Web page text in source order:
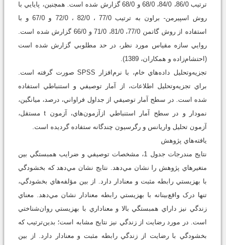
ترتيب 86/0، 84/0، 68/0 و 68/0 گزارش شده است. همچنين، پايايي با
روش اسپيرمن- براون به ترتيب 77/0 ، 82/0 ، 72/0 و 67/0 و با
استفاده از روش گاتمن 77/0، 81/0، 71/0 و 66/0 گزارش شده است.
روايي سازه مقياس مورد نظر، در حد مطلوبي گزارش شده است
(احتشام‌زاده و همکاران، 1389).
تجزيه‌و‌تحليل داده‌هاي خام، با نرم‌افزار SPSS صورت گرفته است.
براي تجزيه‌و‌تحليل اطلاعات، از آمار توصيفي و استنباطي استفاده
شده است. در سطح آمار توصيفي از جداول فراواني، درصد، ميانگين،
نمودار و در سطح آمار استنباطي ازآزمون‌هاي، آزمون t مستقل،
آزمون تحليل واريانس و رگرسيون چندگانه ستفاده گرديده است.
يافته‌هاي پژوهش
نتايج مندرجات جدول 1، مشخصات توصيفي و ضرايب همبستگي بين
متغيرهاي پژوهش را نشان مي‌دهد. نتايج نشان مي‌دهد كه بخشودگي
با بهزيستي رابطه مثبت و معنادار دارد. از بين مؤلفه‌هاي بخشودگي،
تنها درک واقع‌بينانه با بهزيستي رابطه معنادار نشان مي‌دهد. معناي
زندگي نيز داراي همبستگي بالا و معناداري با بهزيستي روان‌شناختي
است. در مورد رضايت از زندگي نيز نتايج مشابه است؛ بدين‌ترتيب که
بخشودگي با رضايت از زندگي رابطه مثبت و معنادار دارد. از بين